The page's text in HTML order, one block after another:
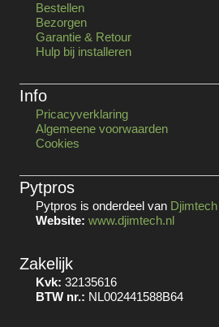
Bestellen
Bezorgen
Garantie & Retour
Hulp bij installeren
Info
Pricacyverklaring
Algemeene voorwaarden
Cookies
Pytpros
Pytpros is onderdeel van Djimtech
Website: www.djimtech.nl
Zakelijk
Kvk: 32135616
BTW nr.: NL002441588B64